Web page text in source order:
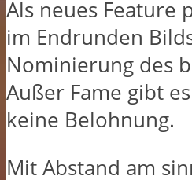
Als neues Feature
im Endrunden
Nominierung des
Außer Fame gibt
keine Belohnung.
Mit Abstand am